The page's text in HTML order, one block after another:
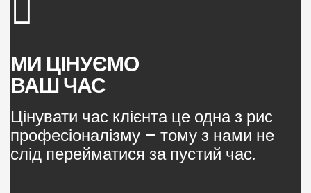
МИ ЦІНУЄМО
ВАШ ЧАС
Цінувати час клієнта це одна з рис
професіоналізму – тому з нами не
слід перейматися за пустий час.